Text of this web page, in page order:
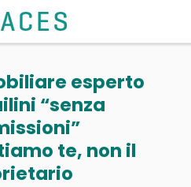
esperto
“senza
te, non il